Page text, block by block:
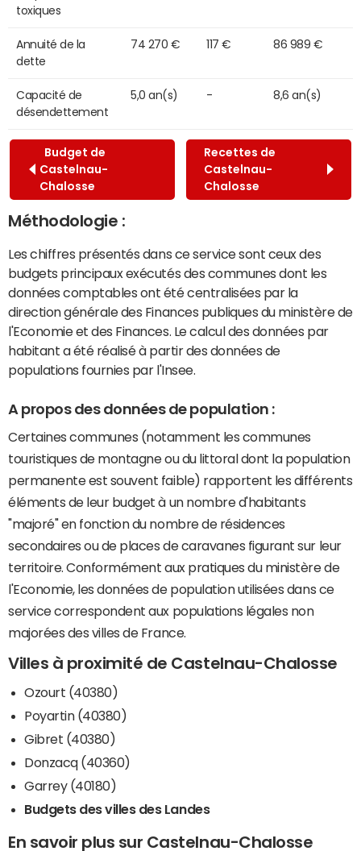
toxiques
Annuité de la
dette
74 270 € 117 € 86 989 €
Capacité de
désendettement
5,0 an(s) - 8,6 an(s)
Budget de
Castelnau-
Chalosse
Recettes de
Castelnau-
Chalosse
Méthodologie :
Les chiffres présentés dans ce service sont ceux des
budgets principaux exécutés des communes dont les
données comptables ont été centralisées par la
direction générale des Finances publiques du ministère de
l'Economie et des Finances. Le calcul des données par
habitant a été réalisé à partir des données de
populations fournies par l'Insee.
A propos des données de population :
Certaines communes (notamment les communes
touristiques de montagne ou du littoral dont la population
permanente est souvent faible) rapportent les différents
éléments de leur budget à un nombre d'habitants
"majoré" en fonction du nombre de résidences
secondaires ou de places de caravanes figurant sur leur
territoire. Conformément aux pratiques du ministère de
l'Economie, les données de population utilisées dans ce
service correspondent aux populations légales non
majorées des villes de France.
Villes à proximité de Castelnau-Chalosse
Ozourt (40380)
Poyartin (40380)
Gibret (40380)
Donzacq (40360)
Garrey (40180)
Budgets des villes des Landes
En savoir plus sur Castelnau-Chalosse